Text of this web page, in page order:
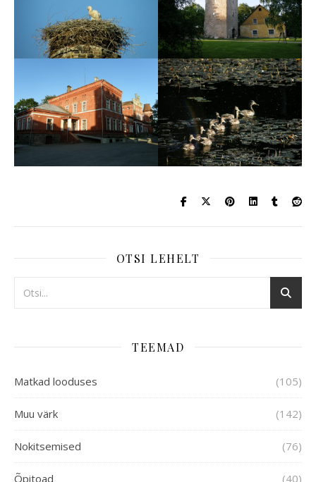
OTSI LEHELT
TEEMAD
Matkad looduses (105)
Muu värk (142)
Nokitsemised (76)
Õpitoad (40)